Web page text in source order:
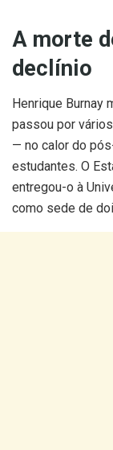
A morte
declínio
Henrique Burnay
passou por
— no calor do
estudantes. O
entregou-o à
como sede de